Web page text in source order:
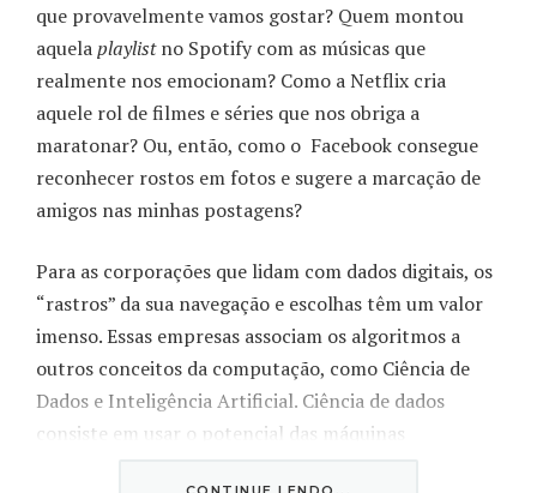
que provavelmente vamos gostar? Quem montou
aquelaplaylistno Spotify com as músicas que
realmente nos emocionam? Como a Netflix cria
aquele rol de filmes e séries que nos obriga a
maratonar? Ou, então, como o Facebook consegue
reconhecer rostos em fotos e sugere a marcação de
amigos nas minhas postagens?
Para as corporações que lidam com dados digitais, os
“rastros” da sua navegação e escolhas têm um valor
imenso. Essas empresas associam os algoritmos a
outros conceitos da computação, como Ciência de
Dados e Inteligência Artificial. Ciência de dados
consiste em usar o potencial das máquinas